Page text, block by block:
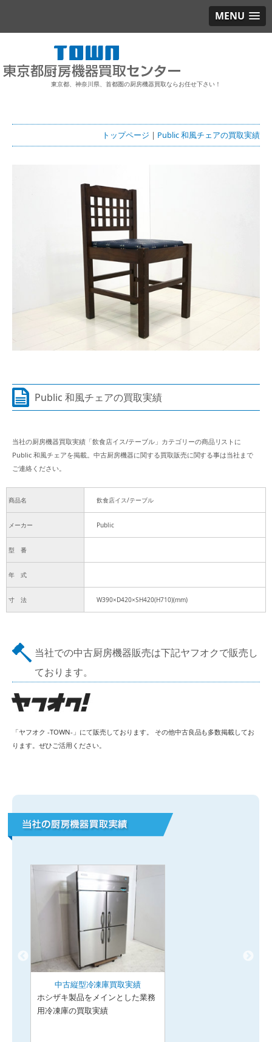
MENU
東京都、神奈川県、首都圏の厨房機器買取ならお任せ下さい！
トップページ | Public 和風チェアの買取実績
Public 和風チェアの買取実績
当社の厨房機器買取実績「飲食店イス/テーブル」カテゴリーの商品リストに
Public 和風チェアを掲載。中古厨房機器に関する買取販売に関する事は当社まで
ご連絡ください。
商品名 飲食店イス/テーブル
メーカー Public
型 番
年 式
寸 法 W390×D420×SH420(H710)(mm)
当社での中古厨房機器販売は下記ヤフオクで販売し
ております。
「ヤフオク -TOWN-」にて販売しております。 その他中古良品も多数掲載してお
ります。ぜひご活用ください。
中古縦型冷凍庫買取実績
ホシザキ製品をメインとした業務
用冷凍庫の買取実績